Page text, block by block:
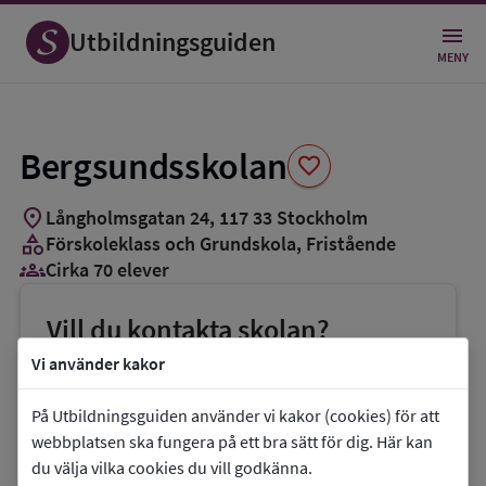
Vi använder kakor
På Utbildningsguiden använder vi kakor (cookies) för att
webbplatsen ska fungera på ett bra sätt för dig. Här kan
du välja vilka cookies du vill godkänna.
Utbildningsguiden MENY
Bergsundsskolan favorite
Spara
som
favorit
location_on Långholmsgatan 24, 117 33 Stockholm
categoryFörskoleklass och Grundskola, Fristående
groups_3Cirka 70 elever
Vill du kontakta skolan?
phoneTelefon:+46707973932
E-post: per.johansson@bergsundsskolan.se
link Webbplats:Bergsundsskolan